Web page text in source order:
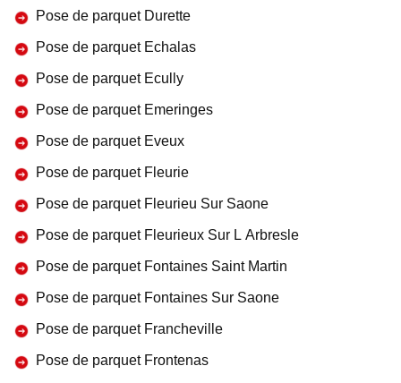
Pose de parquet Durette
Pose de parquet Echalas
Pose de parquet Ecully
Pose de parquet Emeringes
Pose de parquet Eveux
Pose de parquet Fleurie
Pose de parquet Fleurieu Sur Saone
Pose de parquet Fleurieux Sur L Arbresle
Pose de parquet Fontaines Saint Martin
Pose de parquet Fontaines Sur Saone
Pose de parquet Francheville
Pose de parquet Frontenas